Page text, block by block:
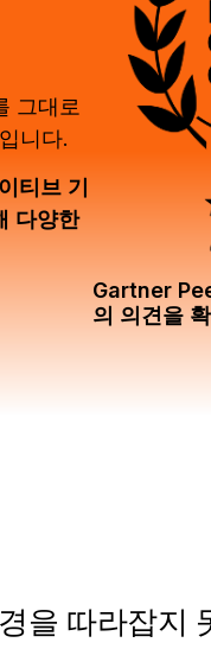
그대로
니다.
티브 기
다양한
Gartner
의 의견을
을 따라잡지